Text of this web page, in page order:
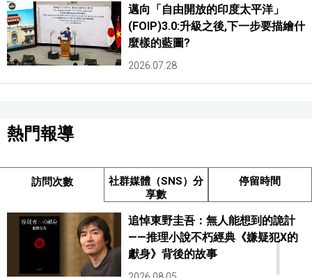
邁向「自由開放的印度太平洋」
(FOIP)3.0:升級之後,下一步要描繪什
麼樣的藍圖?
2026.07.28
熱門報導
訪問次數
社群媒體（SNS）分
享數
停留時間
1
追悼東野圭吾：無人能想到的詭計
——推理小說不朽經典《嫌疑犯X的
獻身》背後的故事